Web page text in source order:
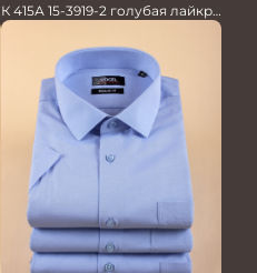
К 415А 15-3919-2 голубая лайкра
Сорочка мужская